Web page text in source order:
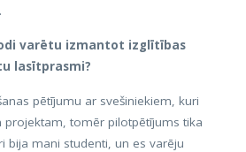
varētu izmantot izglītības
lasītprasmi?
pētījumu ar svešiniekiem, kuri
projektam, tomēr pilotpētījums tika
bija mani studenti, un es varēju